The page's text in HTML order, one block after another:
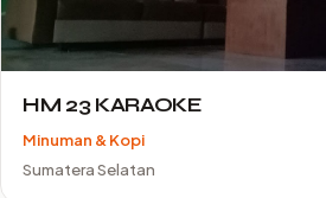
HM 23 KARAOKE
Minuman & Kopi
Sumatera Selatan